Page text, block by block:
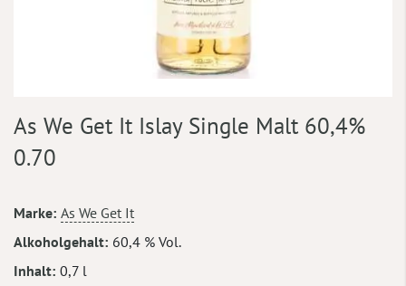
Anfang
der
Bildergalerie
As We Get It Islay Single Malt 60,4%
0.70
Mehr
Informationen
Marke As We Get It
Alkoholgehalt 60,4 % Vol.
Inhalt 0,7 l